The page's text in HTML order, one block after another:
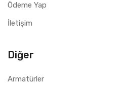
Ödeme Yap
İletişim
Diğer
Armatürler